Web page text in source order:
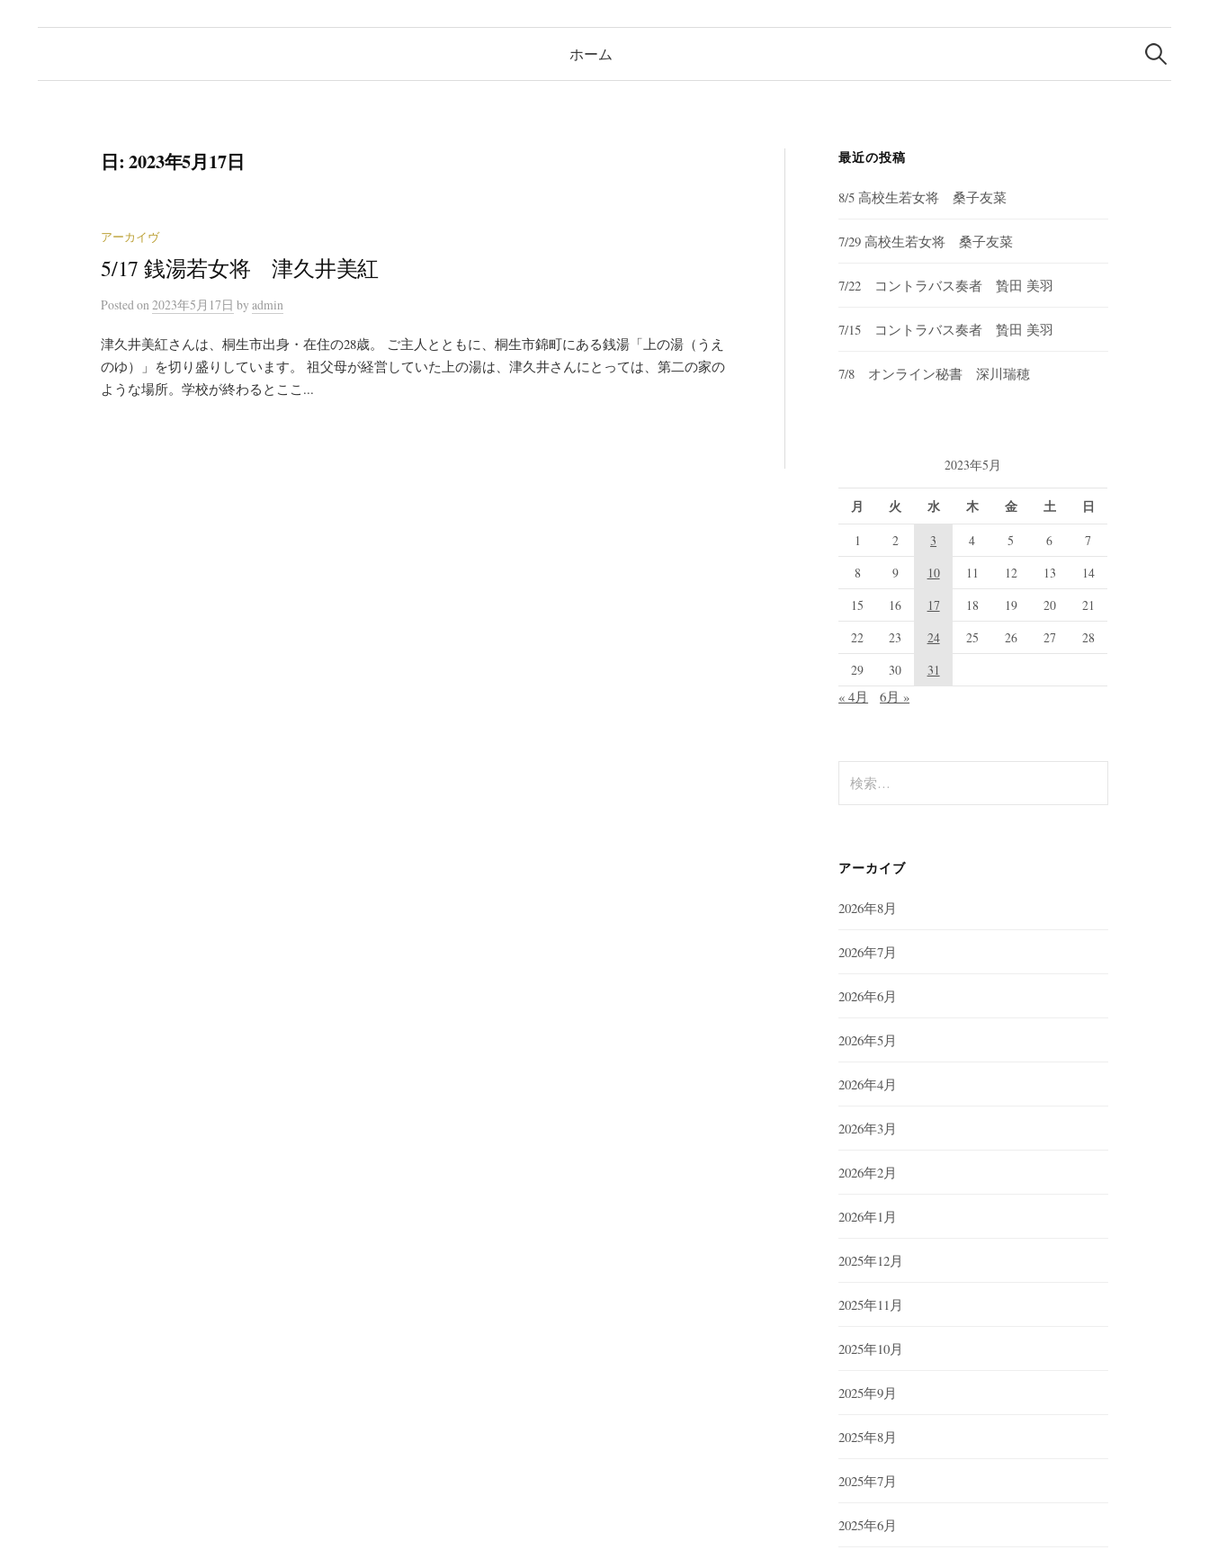
ホーム
検
索:
日:2023年5月17日
アーカイヴ
5/17 銭湯若女将 津久井美紅
Postedon 2023年5月17日 by admin
津久井美紅さんは、桐生市出身・在住の28歳。 ご主人とともに、桐生市錦町にある銭湯「上の湯（うえ
のゆ）」を切り盛りしています。 祖父母が経営していた上の湯は、津久井さんにとっては、第二の家の
ような場所。学校が終わるとここ...
最近の投稿
8/5 高校生若女将 桑子友菜
7/29 高校生若女将 桑子友菜
7/22 コントラバス奏者 贄田 美羽
7/15 コントラバス奏者 贄田 美羽
7/8 オンライン秘書 深川瑞穂
2023年5月
月 火 水 木 金 土 日
1 2 3 4 5 6
7
8
9 10 11 12 13
14
15
16 17 18 19 20
21
22
23 24 25 26 27
28
29
30 31
« 4月 6月 »
索:
アーカイブ
2026年8月
2026年7月
2026年6月
2026年5月
2026年4月
2026年3月
2026年2月
2026年1月
2025年12月
2025年11月
2025年10月
2025年9月
2025年8月
2025年7月
2025年6月